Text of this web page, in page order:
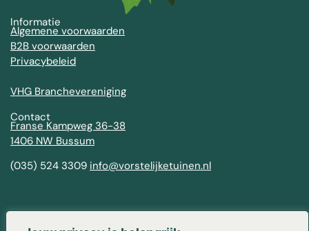
Informatie
Algemene voorwaarden
B2B voorwaarden
Privacybeleid
VHG Branchevereniging
Contact
Franse Kampweg 36-38
1406 NW Bussum
(035) 524 3309 info@vorstelijketuinen.nl